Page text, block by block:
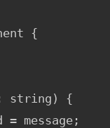
{
string) {
= message;